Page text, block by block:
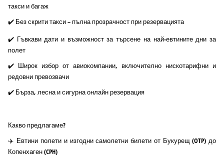
такси и багаж
✔️ Без скрити такси – пълна прозрачност при резервацията
✔️ Гъвкави дати и възможност за търсене на най-евтините дни за
полет
✔️ Широк избор от авиокомпании, включително нискотарифни и
редовни превозвачи
✔️ Бърза, лесна и сигурна онлайн резервация
Какво предлагаме?
✈️ Евтини полети и изгодни самолетни билети от Букурещ (OTP) до
Копенхаген (CPH)